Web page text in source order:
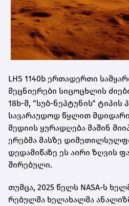
LHS 1140b ერ­თა­დერ­თი
მეც­ნი­ე­რე­ბი სი­ცო­ცხლის
18b-მ, “სუბ-ნეპ­ტუ­ნის“
სა­ვა­რა­უ­დოდ წყლით
მე­დი­ის ყუ­რა­დღე­ბა მა­შინ
ე­რებ­მა მას­ზე
დე­და­მი­წა­ზე ეს აირი ზღვის
ში­რე­ბუ­ლი.
თუმ­ცა, 2025 წელს NASA-ს
რე­ბულ­მა ხე­ლა­ხალ­მა